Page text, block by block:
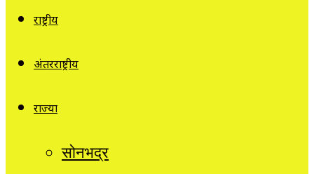
राष्ट्रीय
अंतरराष्ट्रीय
राज्यों
सोनभद्र